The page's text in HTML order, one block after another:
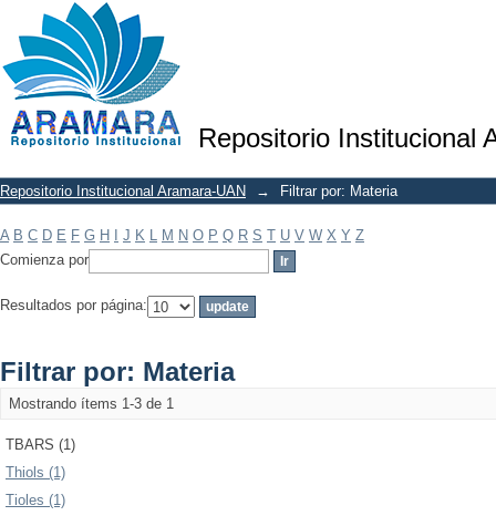
Repositorio Institucional
Filtrar por: Materia
Repositorio Institucional Aramara-UAN → Filtrar por: Materia
A B C D E F G H J K L M N O P Q R S T U V W X Y Z
Comienza por
Resultados por página:
Filtrar por: Materia
Mostrando ítems 1-3 de 1
TBARS (1)
Thiols (1)
Tioles (1)